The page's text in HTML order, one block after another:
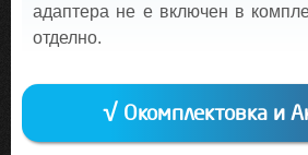
адаптера не е включен в
отделно.
√ Окомплектовка и